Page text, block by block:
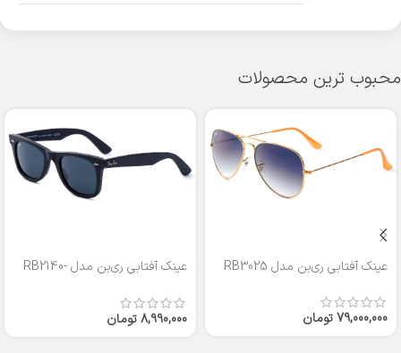
محبوب ترین محصولات
عینک آفتابی ری‌بن مدل RB3025
79,000,000تومان
عینک آفتابی ری‌بن مدل RB2140-
8,990,000تومان